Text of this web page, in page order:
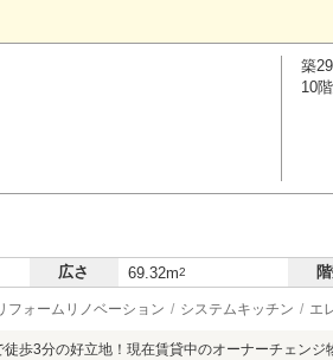
築
10
広さ 69.32m2
フォームリノベーション システムキッチン エ
徒歩3分の好立地！現在賃貸中のオーナーチェン